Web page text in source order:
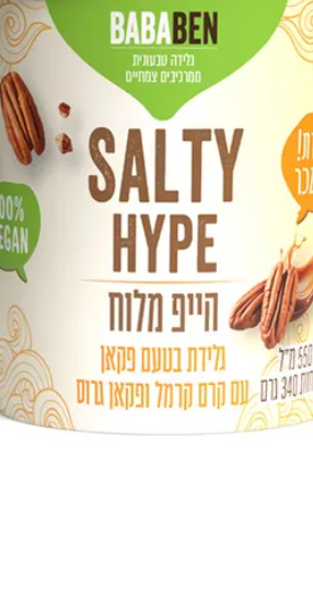
מזווה פירות וירקות
עשיר בחלבון